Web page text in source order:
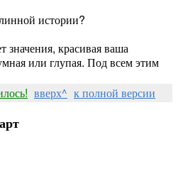
истории?
красивая ваша
или глупая. Под всем этим
вверх^ к полной версии